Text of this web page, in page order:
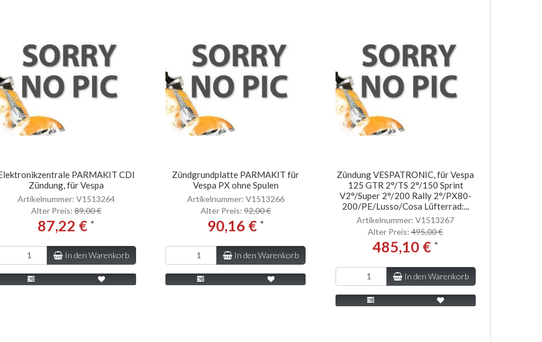
PARMAKIT CDI
Zündung, für Vespa
Artikelnummer: V1513264
Alter Preis:89,00 €
87,22 € *
In den Warenkorb
Zündgrundplatte PARMAKIT für
Vespa PX ohne Spulen
Artikelnummer: V1513266
Alter Preis: 92,00 €
90,16 € *
In den Warenkorb
Zündung VESPATRONIC, für Vespa
125 GTR 2°/TS 2°/150 Sprint
V2°/Super 2°/200 Rally 2°/PX80-
200/PE/Lusso/Cosa Lüfterrad:...
Artikelnummer: V1513267
Alter Preis:495,00 €
485,10 € *
In den Warenkorb